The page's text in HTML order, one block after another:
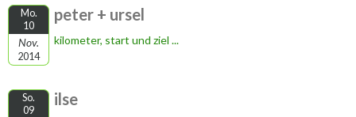
Mo.
10
Nov.
2014
peter + ursel
kilometer, start und ziel ...
So.
09
ilse